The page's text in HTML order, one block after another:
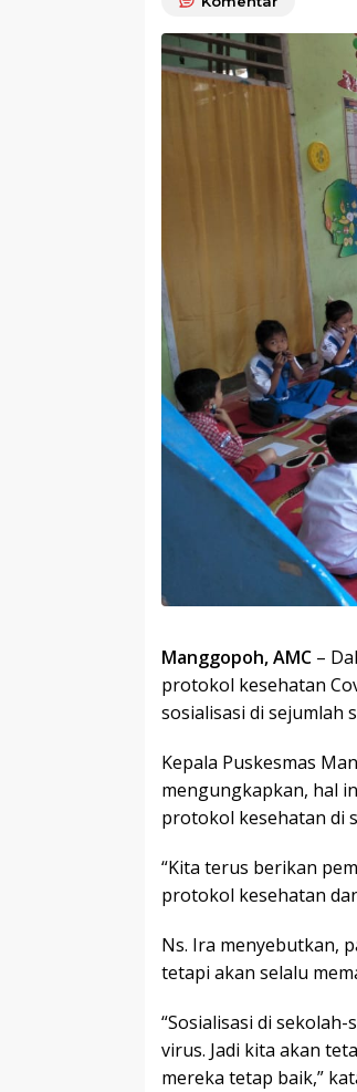
Manggopoh, AMC –
protokol kesehatan
sosialisasi di sejumlah
Kepala Puskesmas
mengungkapkan, hal
protokol kesehatan di
“Kita terus berikan
protokol kesehatan
Ns. Ira menyebutkan,
tetapi akan selalu
“Sosialisasi di
virus. Jadi kita akan
mereka tetap baik,”